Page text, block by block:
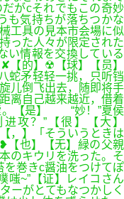
がcそれでもこの奇妙
も気持ちが落ちつかな
工具の見本市会場に似
った人々が限定された
い情報を交換している
【的】☢【球】【员】
矛轻轻一挑，只听铛
儿倒飞出去，随即将手
离自己越来越近，借着
。【是】 “妙！”夏侯
攻？”【很】【大】
，】「そういうときは
【也】【无】緑の父親
のキウリを洗った。そ
を巻きc醤油をつけてぽ
~”【证】レイコさん
ーがとてもなつかしく